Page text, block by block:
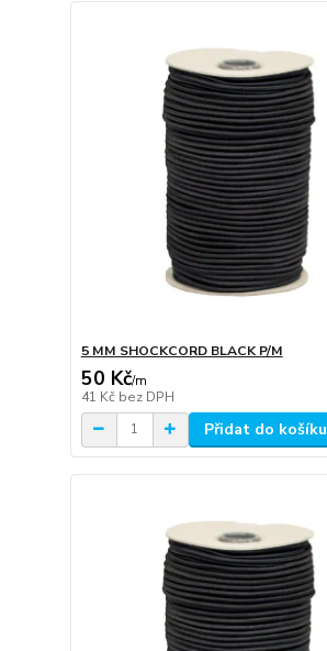
5 MM SHOCKCORD BLACK P/M
50 Kč/m
41 Kč bez DPH
Přidat do košíku